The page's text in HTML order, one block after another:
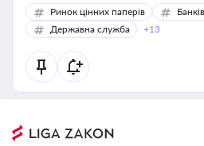
Ринок цінних паперів
Державна служба
+13